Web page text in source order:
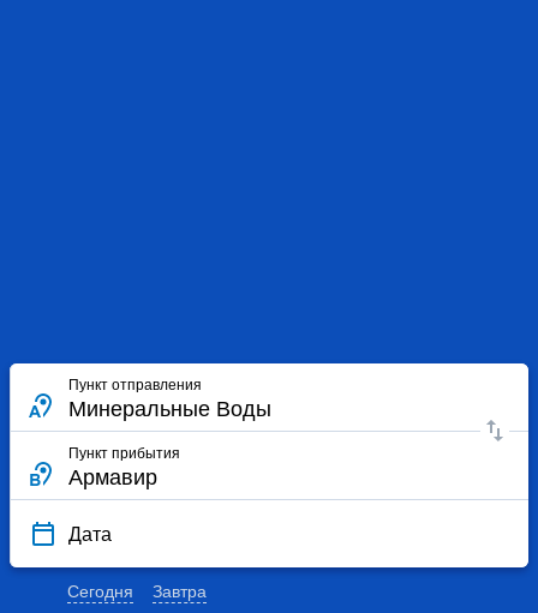
Пункт отправления
Пункт прибытия
Дата
Сегодня Завтра